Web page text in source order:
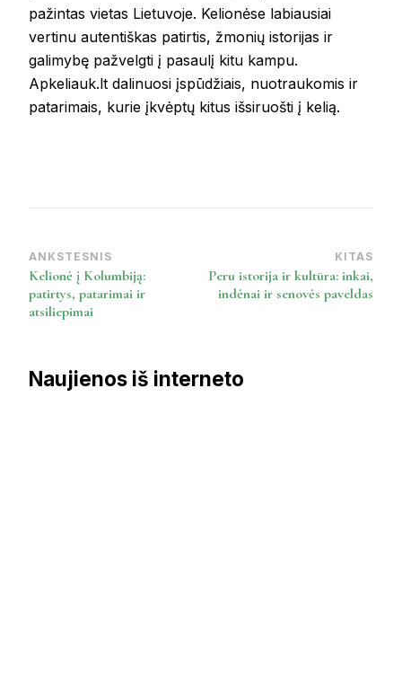
pažintas vietas Lietuvoje. Kelionėse labiausiai
vertinu autentiškas patirtis, žmonių istorijas ir
galimybę pažvelgti į pasaulį kitu kampu.
Apkeliauk.lt dalinuosi įspūdžiais, nuotraukomis ir
patarimais, kurie įkvėptų kitus išsiruošti į kelią.
Post
Navigation
ANKSTESNIS
Kelionė į Kolumbiją:
patirtys, patarimai ir
atsiliepimai
KITAS
Peru istorija ir kultūra: inkai,
indėnai ir senovės paveldas
Naujienos iš interneto